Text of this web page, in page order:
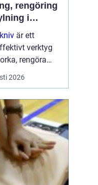
rengöring
i
industri
är ett
verktyg
rengöra
produkter i
Tekniken bygger
luftström
bort vatten,
smuts eller
...
2026